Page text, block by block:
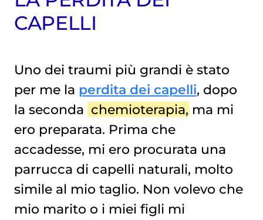
CAPELLI
Uno dei traumi più grandi è stato
per me la perdita dei capelli, dopo
la seconda chemioterapia, ma mi
ero preparata. Prima che
accadesse, mi ero procurata una
parrucca di capelli naturali, molto
simile al mio taglio. Non volevo che
mio marito o i miei figli mi